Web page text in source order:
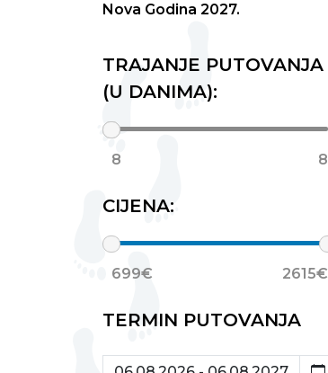
Nova Godina 2027.
TRAJANJE PUTOVANJA
(U DANIMA):
8 8
CIJENA:
699€ 2615€
TERMIN PUTOVANJA